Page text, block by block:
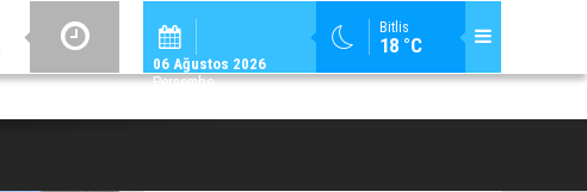
Bitlis
18 °C
06 Ağustos 2026
Perşembe
ADİLCEVAZ /
ADILCEVAZ'DA KUDUZ VAKASI TESPIT EDILEN KÖY, KARANTINAYA